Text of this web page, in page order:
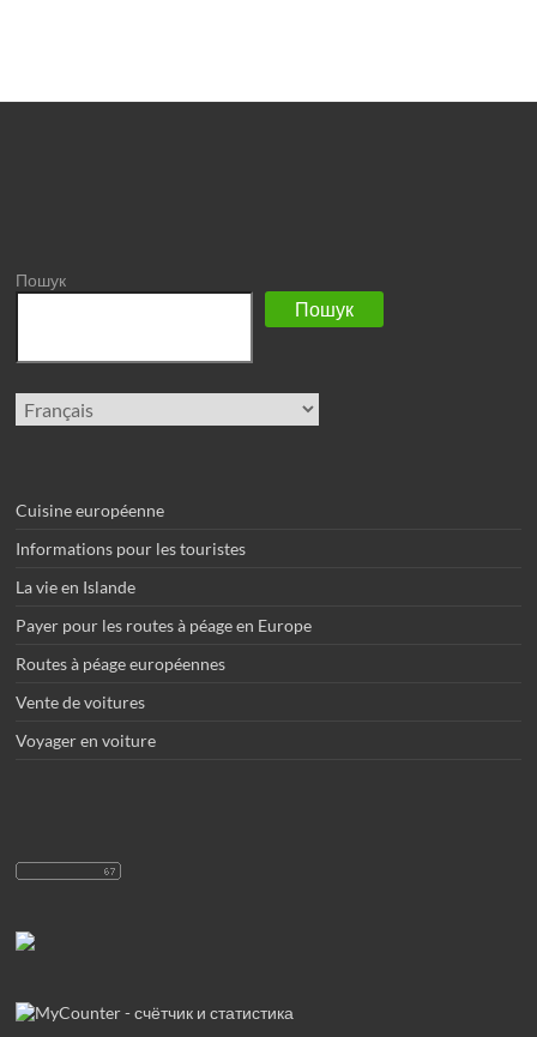
Пошук
Пошук
Choisir
une
Cuisine européenne
Informations pour les touristes
La vie en Islande
Payer pour les routes à péage en Europe
Routes à péage européennes
Vente de voitures
Voyager en voiture